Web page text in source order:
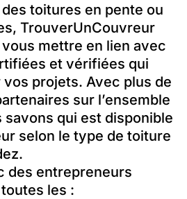
toitures en pente ou
TrouverUnCouvreur
mettre en lien avec
et vérifiées qui
projets. Avec plus de
sur l’ensemble
savons qui est disponible
selon le type de toiture
des entrepreneurs
les :